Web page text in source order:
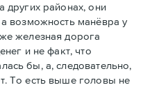
других районах, они
возможность манёвра у
железная дорога
и не факт, что
бы, а, следовательно,
То есть выше головы не